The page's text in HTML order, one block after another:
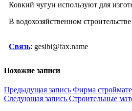
Ковкий чугун используют для
В водохозяйственном
Связь: gesibi@fax.name
Похожие записи
Навигация
по
Предыдущая запись Фирма
Следующая запись Строительные